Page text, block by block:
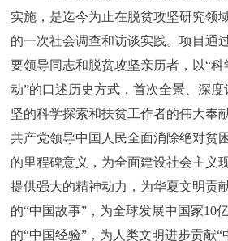
实施，是迄今为止在脱贫攻坚研究领
的一次社会调查和访谈实践。项目通
要领导同志和脱贫攻坚亲历者，以“
动”的口述历史方式，首次全景、深
坚的科学探索和扶贫工作者的伟大奉
共产党领导中国人民全面消除绝对贫
的里程碑意义，为全面建设社会主义
提供强大的精神动力，为华夏文明贡
的“中国故事”，为全球发展中国家10
的“中国经验”，为人类文明进步贡献“